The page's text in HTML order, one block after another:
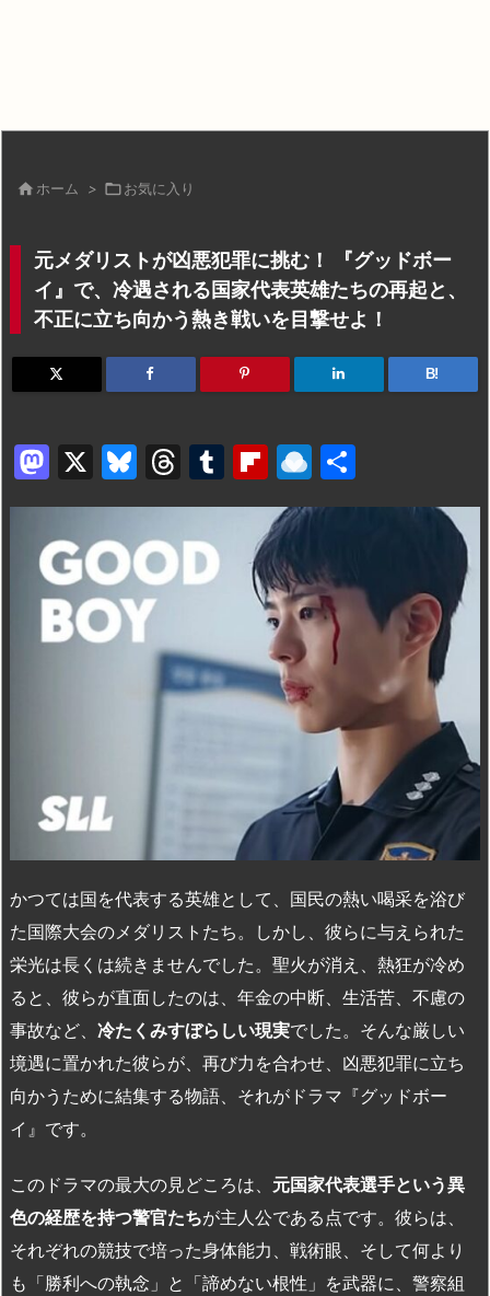
 ホーム > お気に入り
元メダリストが凶悪犯罪に挑む！ 『グッドボー
イ』で、冷遇される国家代表英雄たちの再起と、
不正に立ち向かう熱き戦いを目撃せよ！
B!
M
a
st
o
d
o
X
Bl
u
e
s
k
y
T
hr
e
a
T
u
bl
Fl
ip
b
o
ar
d
R
ai
dr
o
p.
io
有
かつては国を代表する英雄として、国民の熱い喝采を浴び
た国際大会のメダリストたち。しかし、彼らに与えられた
栄光は長くは続きませんでした。聖火が消え、熱狂が冷め
ると、彼らが直面したのは、年金の中断、生活苦、不慮の
事故など、 冷たくみすぼらしい現実でした。そんな厳しい
境遇に置かれた彼らが、再び力を合わせ、凶悪犯罪に立ち
向かうために結集する物語、それがドラマ『グッドボー
イ』です。
このドラマの最大の見どころは、 元国家代表選手という異
色の経歴を持つ警官たちが主人公である点です。彼らは、
それぞれの競技で培った身体能力、戦術眼、そして何より
も「勝利への執念」と「諦めない根性」を武器に、警察組